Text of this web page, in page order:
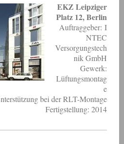
EKZ Leipziger
Platz 12, Berlin
Auftraggeber: I
NTEC
Versorgungstech
nik GmbH
Gewerk:
Lüftungsmontag
e
bei der RLT-Montage
Fertigstellung: 2014